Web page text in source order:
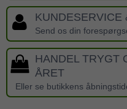
KUNDESERVICE
Send os din
HANDEL TRYGT
ÅRET
Eller se butikkens